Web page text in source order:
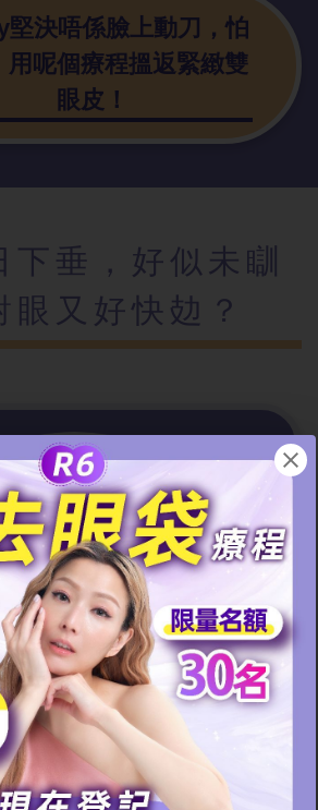
堅決唔係臉上動刀，怕
用呢個療程搵返緊緻雙
眼皮！
下垂
，好似未瞓
眼又好快攰？